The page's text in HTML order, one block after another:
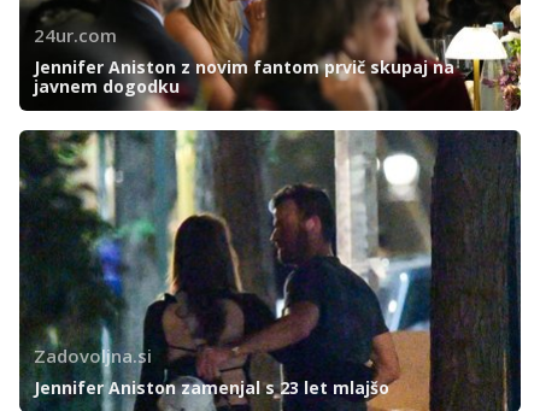
24ur.com
Jennifer Aniston z novim fantom prvič skupaj na
javnem dogodku
Zadovoljna.si
Jennifer Aniston zamenjal s 23 let mlajšo